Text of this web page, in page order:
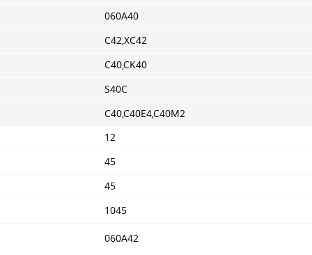
060A40
C42,XC42
C40,CK40
S40C
C40,C40E4,C40M2
12
45
45
1045
060A42